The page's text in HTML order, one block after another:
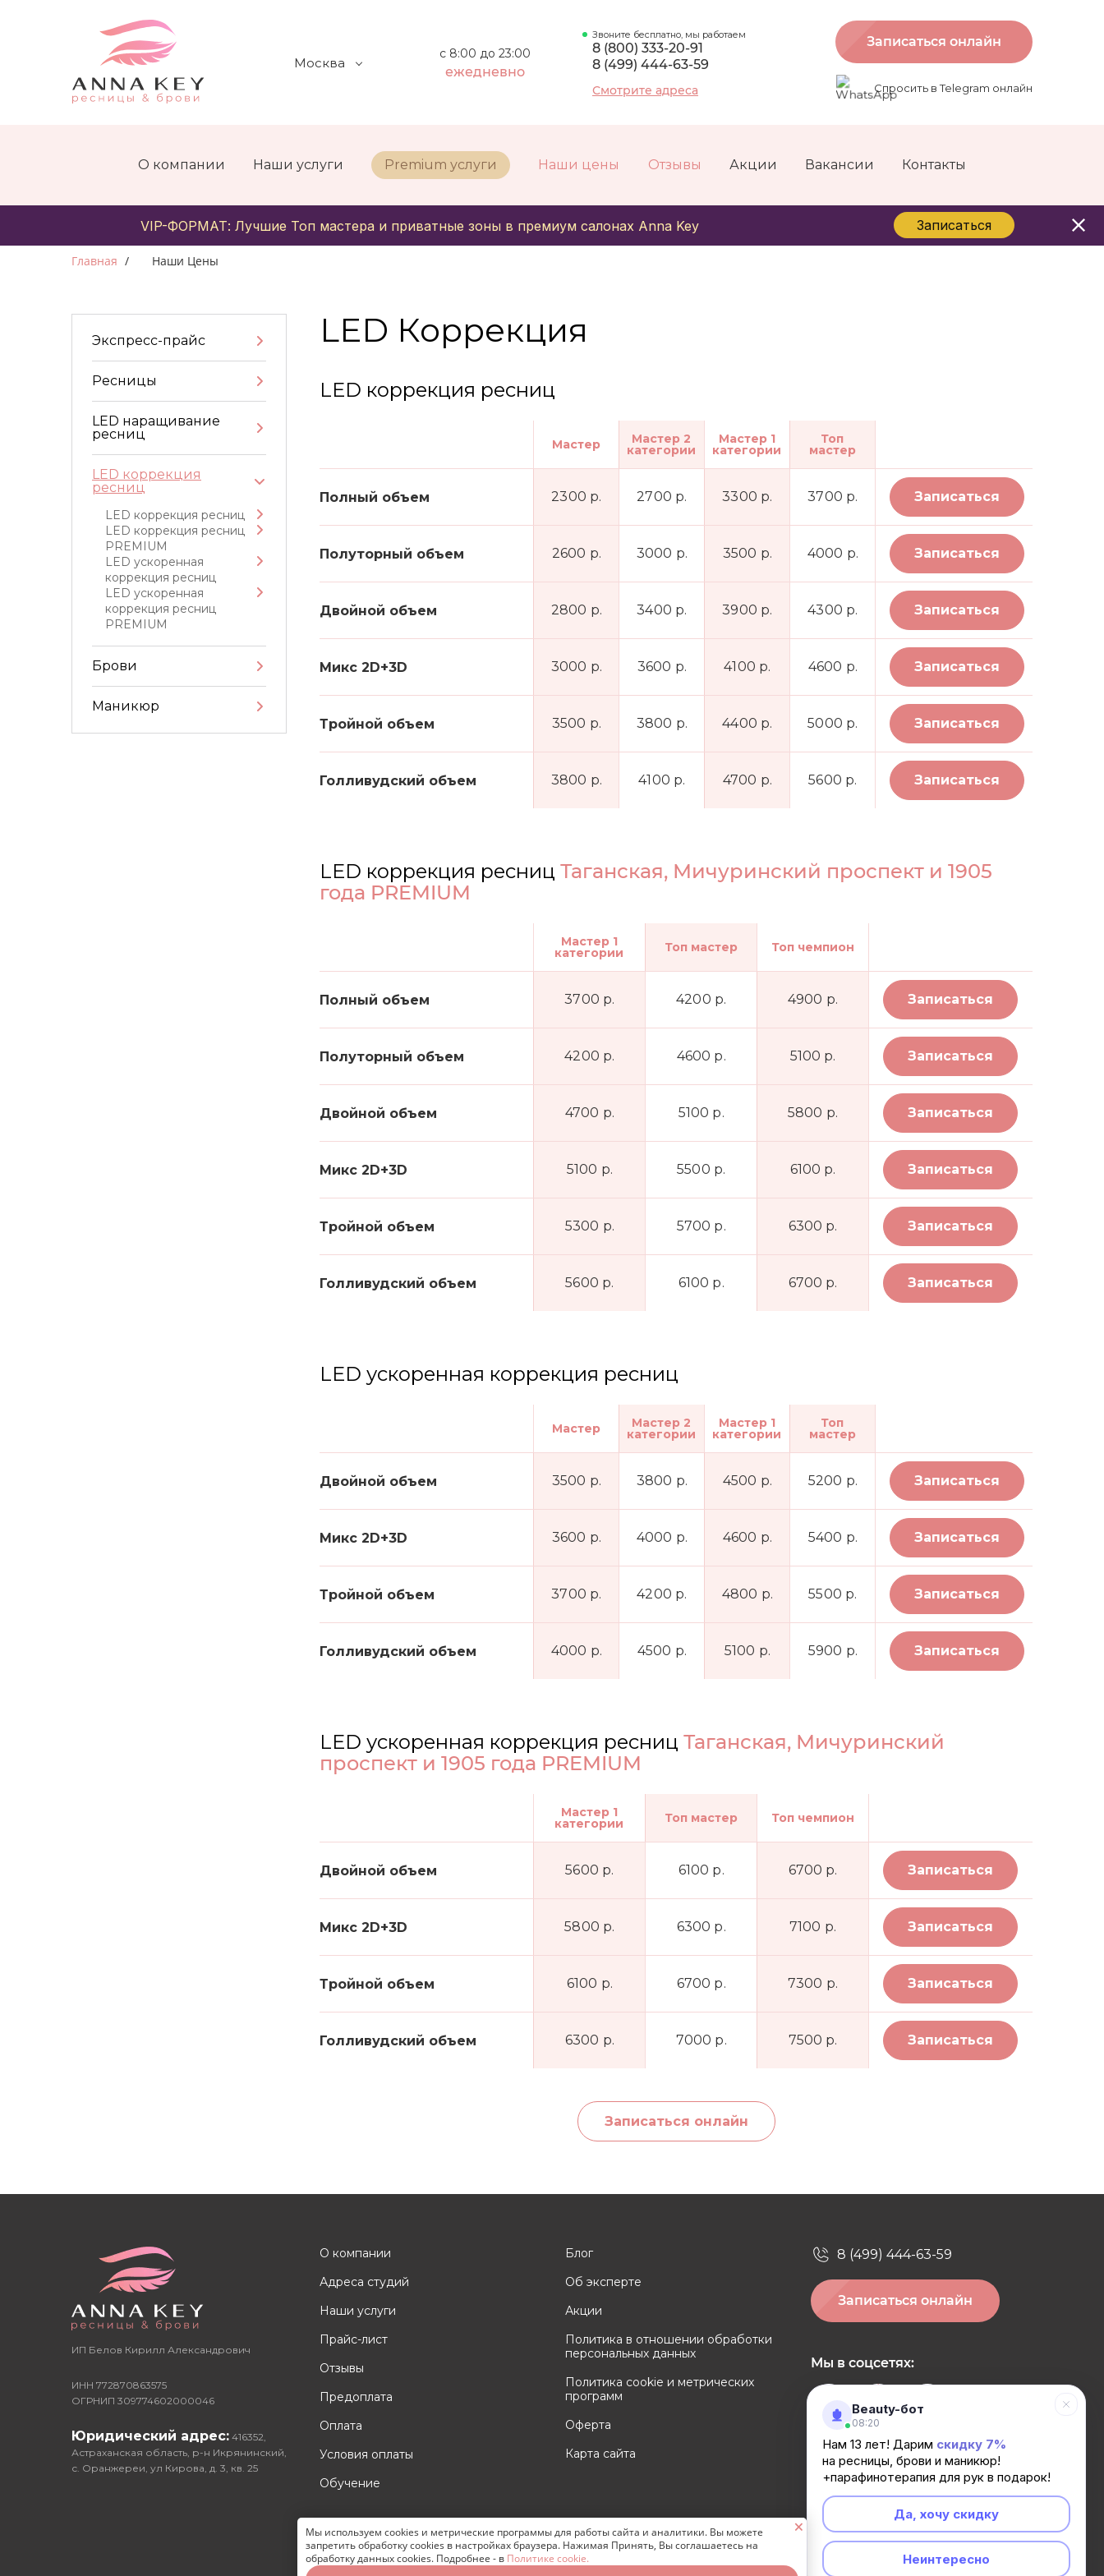
Москва
с 8:00 до 23:00
ежедневно
Звоните бесплатно, мы работаем
8 (800) 333-20-91
8 (499) 444-63-59
Смотрите адреса
Записаться онлайн
Спросить в Telegram онлайн
О компании Наши услуги Premium услуги Наши цены Отзывы Акции Вакансии Контакты
Главная Наши Цены
Экспресс-прайс
Ресницы
LED наращивание
ресниц
LED коррекция
ресниц
LED коррекция ресниц
LED коррекция ресниц
PREMIUM
LED ускоренная
коррекция ресниц
LED ускоренная
коррекция ресниц
PREMIUM
Брови
Маникюр
LED Коррекция
LED коррекция ресниц
Полный объем 2300 р. 2700 р. 3300 р. 3700 р. Записаться
Полуторный объем 2600 р. 3000 р. 3500 р. 4000 р. Записаться
Двойной объем 2800 р. 3400 р. 3900 р. 4300 р. Записаться
Микс 2D+3D 3000 р. 3600 р. 4100 р. 4600 р. Записаться
Тройной объем 3500 р. 3800 р. 4400 р. 5000 р. Записаться
Голливудский объем 3800 р. 4100 р. 4700 р. 5600 р. Записаться
Мастер Мастер 2
категории
Мастер 1
категории
Топ
мастер
LED коррекция ресниц Таганская, Мичуринский проспект и 1905
года PREMIUM
Полный объем 3700 р. 4200 р. 4900 р. Записаться
Полуторный объем 4200 р. 4600 р. 5100 р. Записаться
Двойной объем 4700 р. 5100 р. 5800 р. Записаться
Микс 2D+3D 5100 р. 5500 р. 6100 р. Записаться
Тройной объем 5300 р. 5700 р. 6300 р. Записаться
Голливудский объем 5600 р. 6100 р. 6700 р. Записаться
Мастер 1
категории Топ мастер Топ чемпион
LED ускоренная коррекция ресниц
Двойной объем 3500 р. 3800 р. 4500 р. 5200 р. Записаться
Микс 2D+3D 3600 р. 4000 р. 4600 р. 5400 р. Записаться
Тройной объем 3700 р. 4200 р. 4800 р. 5500 р. Записаться
Голливудский объем 4000 р. 4500 р. 5100 р. 5900 р. Записаться
Мастер Мастер 2
категории
Мастер 1
категории
Топ
мастер
LED ускоренная коррекция ресниц Таганская, Мичуринский
проспект и 1905 года PREMIUM
Двойной объем 5600 р. 6100 р. 6700 р. Записаться
Микс 2D+3D 5800 р. 6300 р. 7100 р. Записаться
Тройной объем 6100 р. 6700 р. 7300 р. Записаться
Голливудский объем 6300 р. 7000 р. 7500 р. Записаться
Мастер 1
категории Топ мастер Топ чемпион
Записаться онлайн
ИП Белов Кирилл Александрович
ИНН 772870863575
ОГРНИП 309774602000046
Юридический адрес: 416352,
Астраханская область, р-н Икрянинский,
с. Оранжереи, ул Кирова, д. 3, кв. 25
О компании
Адреса студий
Наши услуги
Прайс-лист
Отзывы
Предоплата
Оплата
Условия оплаты
Обучение
Блог
Об эксперте
Акции
Политика в отношении обработки
персональных данных
Политика cookie и метрических
программ
Оферта
Карта сайта
Разработка и продвижение сайта -Генератор продаж
2026 © Студия наращивания ресниц Анна Кей
8 (499) 444-63-59
Записаться онлайн
Мы в соцсетях:
Скачайте наше приложение:
Beauty-бот
08:20
Нам 13 лет! Дарим скидку 7%
на ресницы, брови и маникюр!
+парафинотерапия для рук в подарок!
Да, хочу скидку
Неинтересно
🗙
Мы используем cookies и метрические программы для работы сайта и аналитики. Вы можете
запретить обработку cookies в настройках браузера. Нажимая Принять, Вы соглашаетесь на
обработку данных cookies. Подробнее - в Политике cookie.
VIP-ФОРМАТ: Лучшие Топ мастера и приватные зоны в премиум салонах Anna Key Записаться